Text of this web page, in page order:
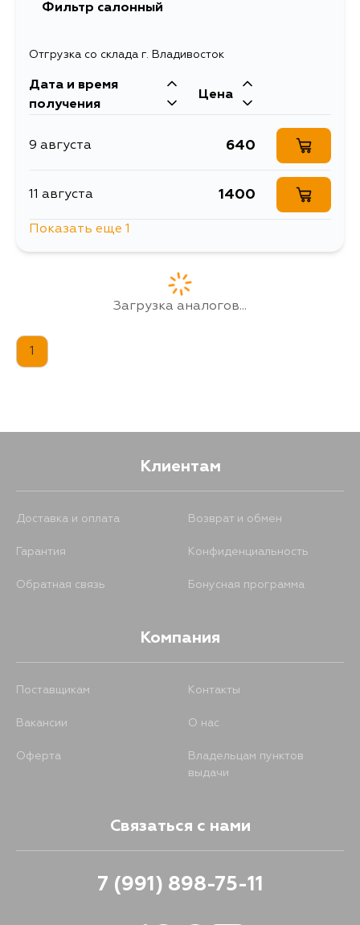
Фильтр салонный
Отгрузка со склада г. Владивосток
Дата и время
получения
Цена
9 августа 640
11 августа 1400
Показать еще 1
Загрузка аналогов...
1
Клиентам
Доставка и оплата Возврат и обмен
Гарантия Конфиденциальность
Обратная связь Бонусная программа
Компания
Поставщикам Контакты
Вакансии О нас
Оферта
Владельцам пунктов
выдачи
Связаться с нами
7 (991) 898-75-11